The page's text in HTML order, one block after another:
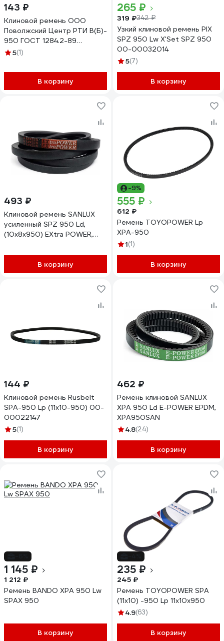
143 ₽
Клиновой ремень ООО
Поволжский Центр РТИ В(Б)-
950 ГОСТ 1284.2-89
2.003.007
5(1)
В корзину
265 ₽
319 ₽342 ₽
Узкий клиновой ремень PIX
SPZ 950 Lw X'Set SPZ 950
00-00032014
5(7)
В корзину
493 ₽
Клиновой ремень SANLUX
усиленный SPZ 950 Ld,
(10x8x950) EXtra POWER,
В корзину
-9%
555 ₽
612 ₽
Ремень TOYOPOWER Lp
XPA-950
1(1)
В корзину
144 ₽
Клиновой ремень Rusbelt
SPA-950 Lp (11х10-950) 00-
00022147
5(1)
В корзину
462 ₽
Ремень клиновой SANLUX
XPA 950 Ld E-POWER EPDM,
XPA950SAN
4.8(24)
В корзину
1 145 ₽
1 212 ₽
Ремень BANDO XPA 950 Lw
SPAX 950
В корзину
235 ₽
245 ₽
Ремень TOYOPOWER SPA
(11x10) -950 Lp 11x10x950
4.9(63)
В корзину